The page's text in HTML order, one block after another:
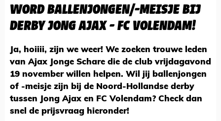
WORD BALLENJONGEN/-MEISJE BIJ
DERBY JONG AJAX - FC VOLENDAM!
Ja, hoiiii, zijn we weer! We zoeken trouwe leden
van Ajax Jonge Schare die de club vrijdagavond
19 november willen helpen. Wil jij ballenjongen
of -meisje zijn bij de Noord-Hollandse derby
tussen Jong Ajax en FC Volendam? Check dan
snel de prijsvraag hieronder!